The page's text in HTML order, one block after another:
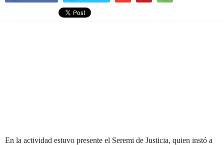
En la actividad estuvo presente el Seremi de Justicia, quien instó a